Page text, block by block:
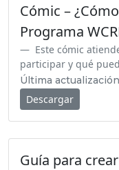
Cómic –
Programa
Este cómic
participar y qué
Última
Descargar
Guía para